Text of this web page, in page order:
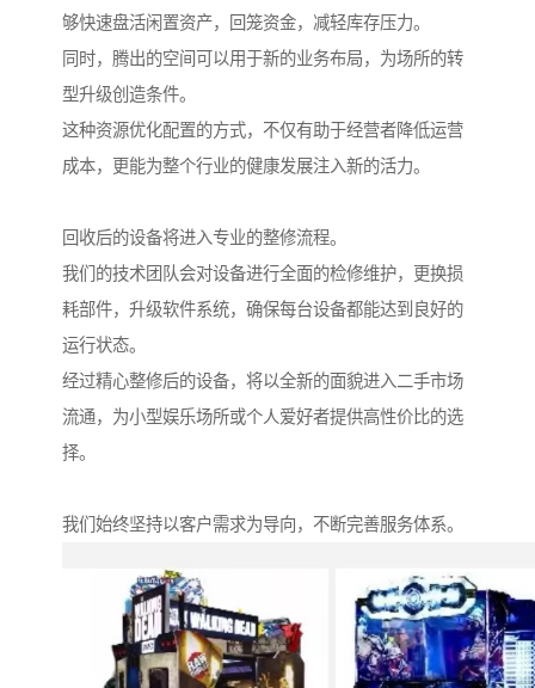
够快速盘活闲置资产，回笼资金，减轻库存压力。
同时，腾出的空间可以用于新的业务布局，为场所的转
型升级创造条件。
这种资源优化配置的方式，不仅有助于经营者降低运营
成本，更能为整个行业的健康发展注入新的活力。
回收后的设备将进入专业的整修流程。
我们的技术团队会对设备进行全面的检修维护，更换损
耗部件，升级软件系统，确保每台设备都能达到良好的
运行状态。
经过精心整修后的设备，将以全新的面貌进入二手市场
流通，为小型娱乐场所或个人爱好者提供高性价比的选
择。
我们始终坚持以客户需求为导向，不断完善服务体系。